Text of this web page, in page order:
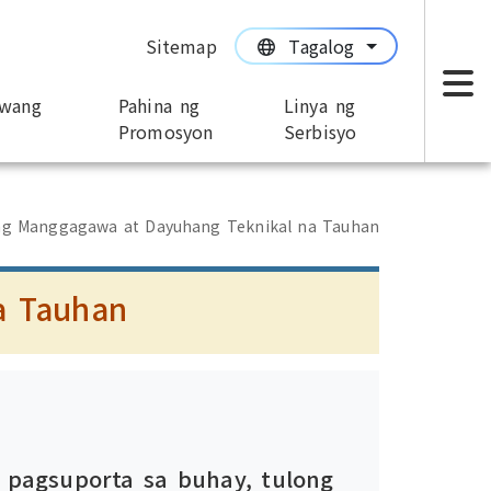
Sitemap Tagalog
Pahina ng
Promosyon
Linya ng
Serbisyo
Manggagawa at Dayuhang Teknikal na Tauhan
Tauhan
sa buhay, tulong